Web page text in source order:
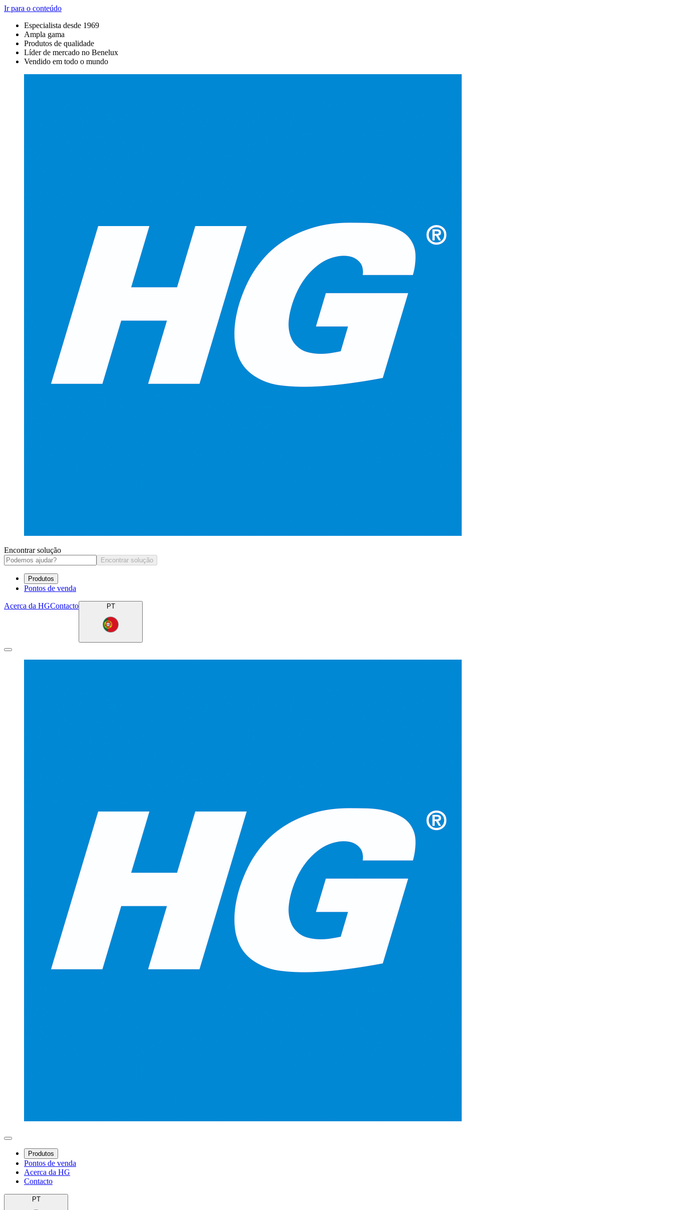
Ir para o conteúdo
Especialista desde 1969
Ampla gama
Produtos de qualidade
Líder de mercado no Benelux
Vendido em todo o mundo
Encontrar solução
Encontrar solução
Produtos
Pontos de venda
Acerca da HGContacto PT
Produtos
Pontos de venda
Acerca da HG
Contacto
PT